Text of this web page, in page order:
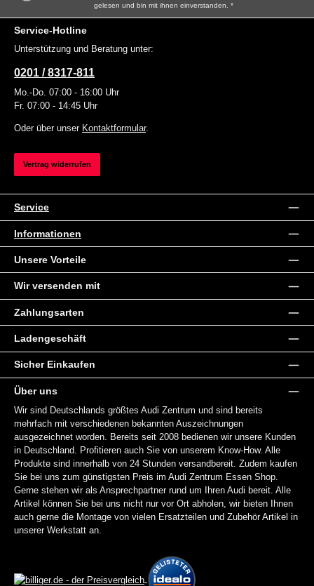
gelesen und bin mit ihnen einverstanden.*
Service-Hotline
Unterstützung und Beratung unter:
0201 / 8317-811
Mo.-Do. 07:00 - 16:00 Uhr
Fr. 07:00 - 14:45 Uhr
Oder über unser Kontaktformular.
Vertrag widerrufen
Service
Informationen
Unsere Vorteile
Wir versenden mit
Zahlungsarten
Ladengeschäft
Sicher Einkaufen
Über uns
Wir sind Deutschlands größtes Audi Zentrum und sind bereits
mehrfach mit verschiedenen bekannten Auszeichnungen
ausgezeichnet worden. Bereits seit 2008 bedienen wir unsere Kunden
in Deutschland. Profitieren auch Sie von unserem Know-How. Alle
Produkte sind innerhalb von 24 Stunden versandbereit. Zudem kaufen
Sie bei uns zum günstigsten Preis im Audi Zentrum Essen Shop.
Gerne stehen wir als Ansprechpartner rund um Ihren Audi bereit. Alle
Artikel können Sie bei uns nicht nur vor Ort abholen, wir bieten Ihnen
auch gerne die Montage von vielen Ersatzteilen und Zubehör Artikel in
unserer Werkstatt an.